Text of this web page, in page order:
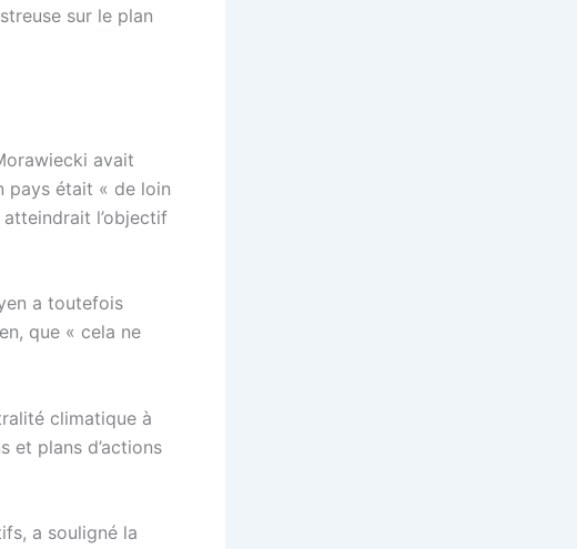
sur le plan
avait
pays était « de loin
l’objectif
a toutefois
que « cela ne
climatique à
et plans d’actions
a souligné la